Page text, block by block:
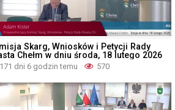
Skarg, Wniosków i Petycji Rady
Chełm w dniu środa, 18 lutego 2026
171 dni 6 godzin temu 570